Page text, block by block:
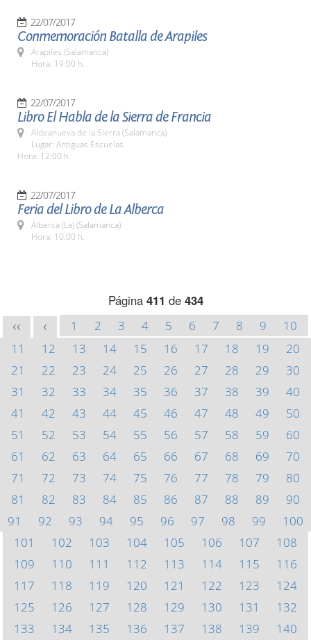
22/07/2017
Conmemoración Batalla de Arapiles
Arapiles (Salamanca)
Hora: 19:00 h.
22/07/2017
Libro El Habla de la Sierra de Francia
Aldeanueva de la Sierra (Salamanca)
Lugar: Antiguas Escuelas
Hora: 12:00 h.
22/07/2017
Feria del Libro de La Alberca
Alberca (La) (Salamanca)
Hora: 10:00 h.
Página 411 de 434
<< < 1 2 3 4 5 6 7 8 9
10
11
12 13 14 15 16 17 18 19
20
21
22 23 24 25 26 27 28 29
30
31
32 33 34 35 36 37 38 39
40
41
42 43 44 45 46 47 48 49
50
51
52 53 54 55 56 57 58 59
60
61
62 63 64 65 66 67 68 69
70
71
72 73 74 75 76 77 78 79
80
81
82 83 84 85 86 87 88 89
90
91
92 93 94 95 96 97 98 99
100
101
102 103 104 105 106 107
108
109
110 111 112 113 114 115
116
117
118 119 120 121 122 123
124
125
126 127 128 129 130 131
132
133
134 135 136 137 138 139
140